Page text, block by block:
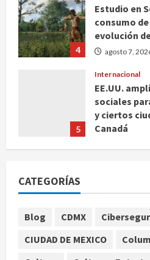
4
Estudio en
consumo
evolución
agosto 7,
5
Internacional
EE.UU.
sociales
y ciertos
Canadá
Lotería
CATEGORÍAS
Blog CDMX
CIUDAD DE MEXICO